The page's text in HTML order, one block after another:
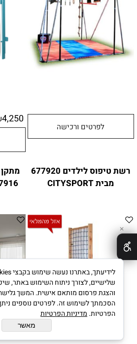
לפרטים ורכישה
4,250
רשת טיפוס לילדים 677920
מבית CITYSPORT
מתקן
✕
שלישיים, לצורך ניתוח השימוש באתר,
והצגת פרסום מותאם אישית. המשך
הסכמתך לשימוש זה. לפרטים נוספים ניתן
הפרטיות. מדיניות הפרטיות
מאשר